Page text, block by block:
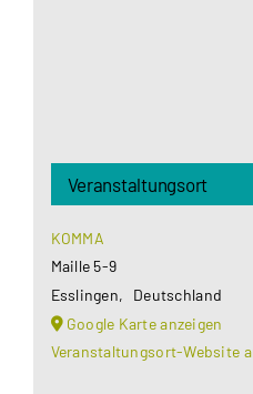
Veranstaltungsort
KOMMA
Maille 5-9
Esslingen,
Deutschland
Google Karte anzeigen
Veranstaltungsort-Website